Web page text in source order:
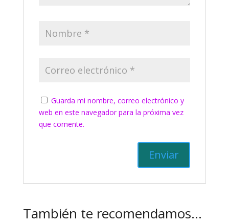
Guarda mi nombre, correo electrónico y
web en este navegador para la próxima vez
que comente.
También te recomendamos…